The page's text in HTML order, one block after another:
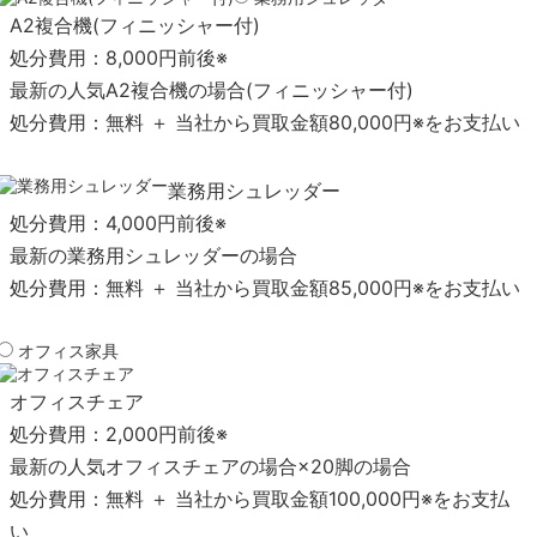
A2複合機(フィニッシャー付)
処分費用： 8,000円前後※
最新の人気A2複合機の場合(フィニッシャー付)
処分費用： 無料 ＋ 当社から買取金額80,000円※をお支払い
業務用シュレッダー
処分費用： 4,000円前後※
最新の業務用シュレッダーの場合
処分費用： 無料 ＋ 当社から買取金額85,000円※をお支払い
オフィス家具
オフィスチェア
処分費用： 2,000円前後※
最新の人気オフィスチェアの場合×20脚の場合
処分費用： 無料 ＋ 当社から買取金額100,000円※をお支払
い